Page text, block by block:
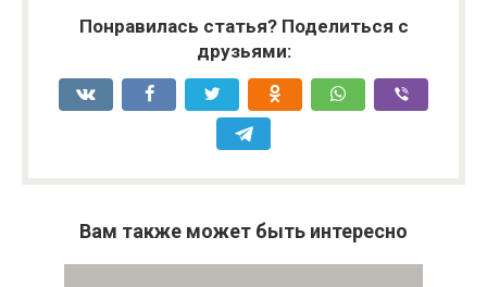
Понравилась статья? Поделиться с
друзьями:
Вам также может быть интересно